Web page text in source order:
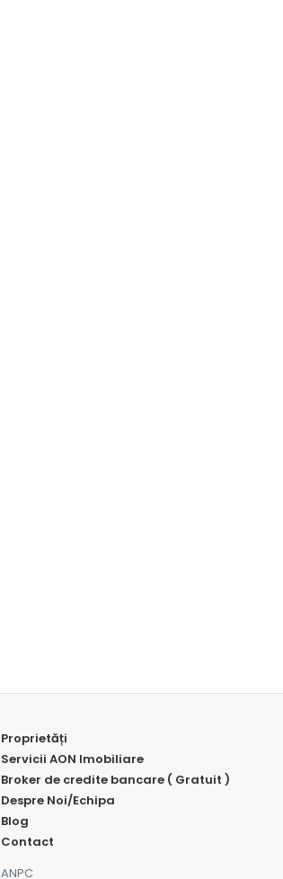
Proprietăți
Servicii AON Imobiliare
Broker de credite bancare ( Gratuit )
Despre Noi/Echipa
Blog
Contact
ANPC